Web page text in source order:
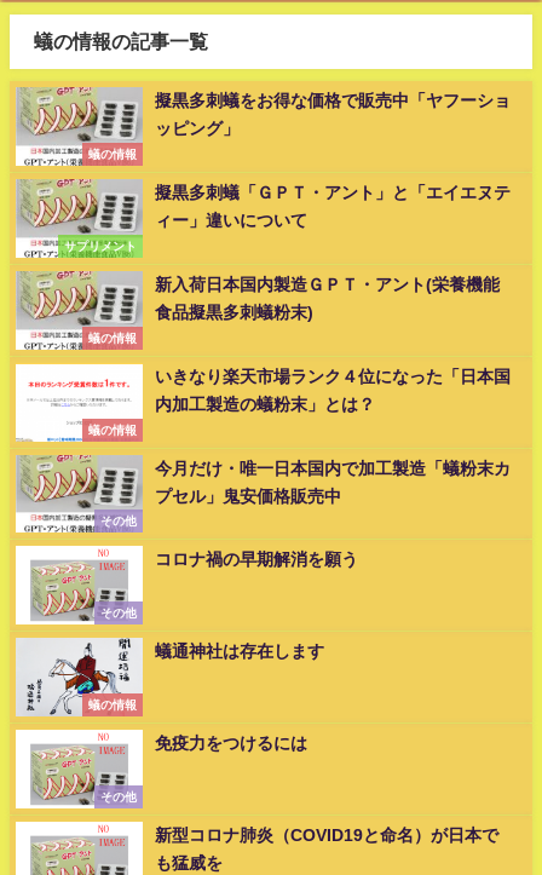
蟻の情報の記事一覧
蟻の情報
擬黒多刺蟻をお得な価格で販売中「ヤフーショ
ッピング」
サプリメント
擬黒多刺蟻「ＧＰＴ・アント」と「エイエヌテ
ィー」違いについて
蟻の情報
新入荷日本国内製造ＧＰＴ・アント(栄養機能
食品擬黒多刺蟻粉末)
蟻の情報
いきなり楽天市場ランク４位になった「日本国
内加工製造の蟻粉末」とは？
その他
今月だけ・唯一日本国内で加工製造「蟻粉末カ
プセル」鬼安価格販売中
その他
コロナ禍の早期解消を願う
蟻の情報
蟻通神社は存在します
その他
免疫力をつけるには
新型コロナ肺炎（COVID19と命名）が日本で
も猛威を